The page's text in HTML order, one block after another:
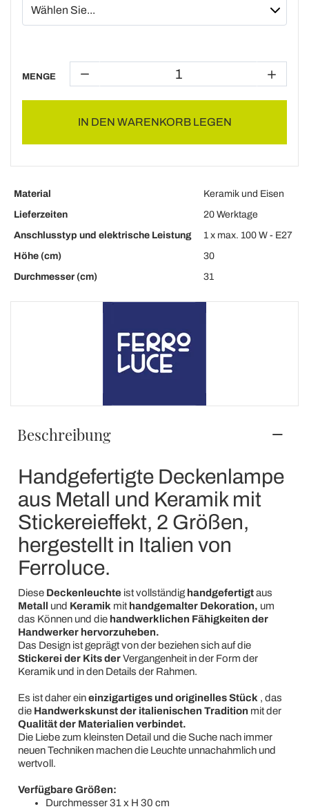
MENGE
IN DEN WARENKORB LEGEN
Material
Keramik und Eisen
Lieferzeiten
20 Werktage
Anschlusstyp und elektrische Leistung
1 x max. 100 W - E27
Höhe (cm)
30
Durchmesser (cm)
31
Beschreibung
Handgefertigte Deckenlampe
aus Metall und Keramik mit
Stickereieffekt, 2 Größen,
hergestellt in Italien von
Ferroluce.
Diese Deckenleuchteist vollständig handgefertigtaus
Metall und Keramik mit handgemalter Dekoration, um
das Können und die handwerklichen Fähigkeiten der
Handwerker hervorzuheben.
Das Design ist geprägt von der beziehen sich auf die
Stickerei der Kits derVergangenheit in der Form der
Keramik und in den Details der Rahmen.
Es ist daher eineinzigartiges und originelles Stück , das
die Handwerkskunst der italienischen Tradition mit der
Qualität der Materialien verbindet.
Die Liebe zum kleinsten Detail und die Suche nach immer
neuen Techniken machen die Leuchte unnachahmlich und
wertvoll.
Verfügbare Größen:
Durchmesser 31 x H 30 cm